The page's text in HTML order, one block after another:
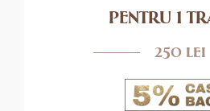
pentru 1
250 lei